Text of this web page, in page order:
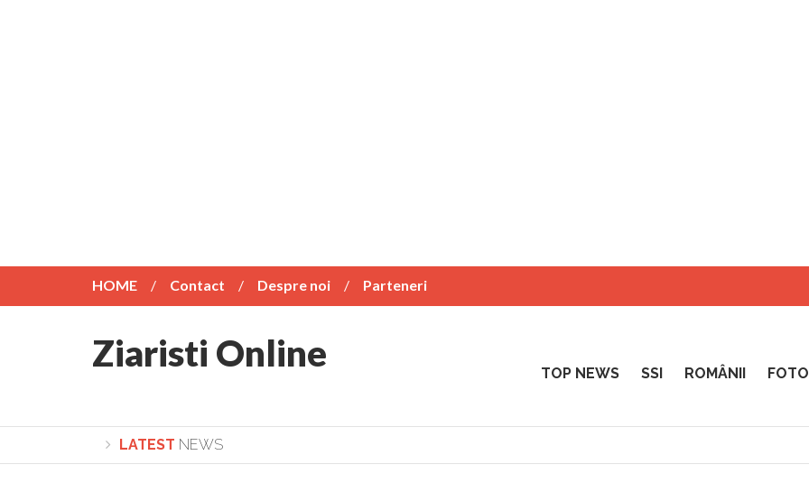
HOME Contact Despre noi Parteneri
Ziaristi Online TOP NEWS SSI ROMÂNII
LATEST NEWS